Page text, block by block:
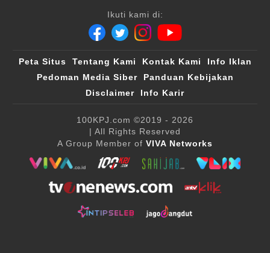
Ikuti kami di:
Peta Situs Tentang Kami Kontak Kami
Info Iklan
Pedoman Media Siber
Panduan Kebijakan
Disclaimer
Info Karir
100KPJ.com ©2019 - 2026
| All Rights Reserved
A Group Member of VIVA Networks